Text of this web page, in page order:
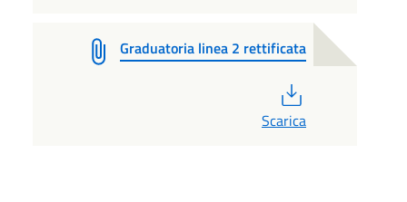
Graduatoria linea 2 rettificata
Scarica